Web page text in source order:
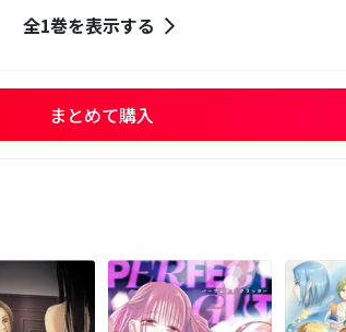
全1巻を表示する
まとめて購入